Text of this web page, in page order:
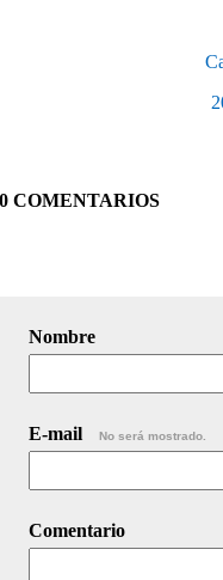
0 COMENTARIOS
Nombre
E-mail No será mostrado.
Comentario